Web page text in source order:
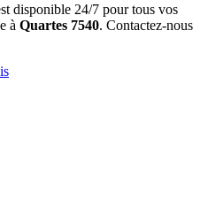
disponible 24/7 pour tous vos
à Quartes 7540. Contactez-nous